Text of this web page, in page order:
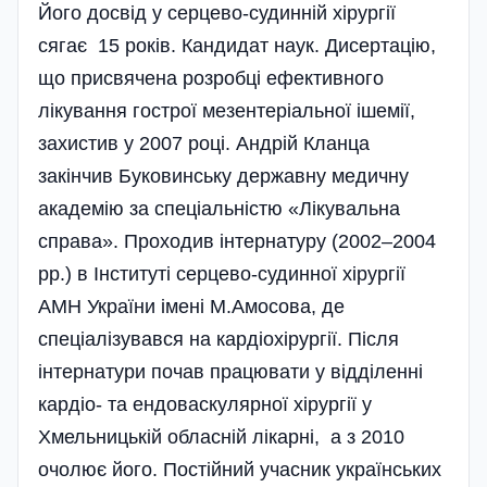
Його досвід у серцево-судинній хірургії
сягає 15 років. Кандидат наук. Дисертацію,
що присвячена розробці ефективного
лікування гострої мезентеріальної ішемії,
захистив у 2007 році. Андрій Кланца
закінчив Буковинську державну медичну
академію за спеціальністю «Лікувальна
справа». Проходив інтернатуру (2002–2004
рр.) в Інституті серцево-судинної хірургії
АМН України імені М.Амосова, де
спеціалізувався на кардіохірургії. Після
інтернатури почав працювати у відділенні
кардіо- та ендоваскулярної хірургії у
Хмельницькій обласній лікарні, а з 2010
очолює його. Постійний учасник українських